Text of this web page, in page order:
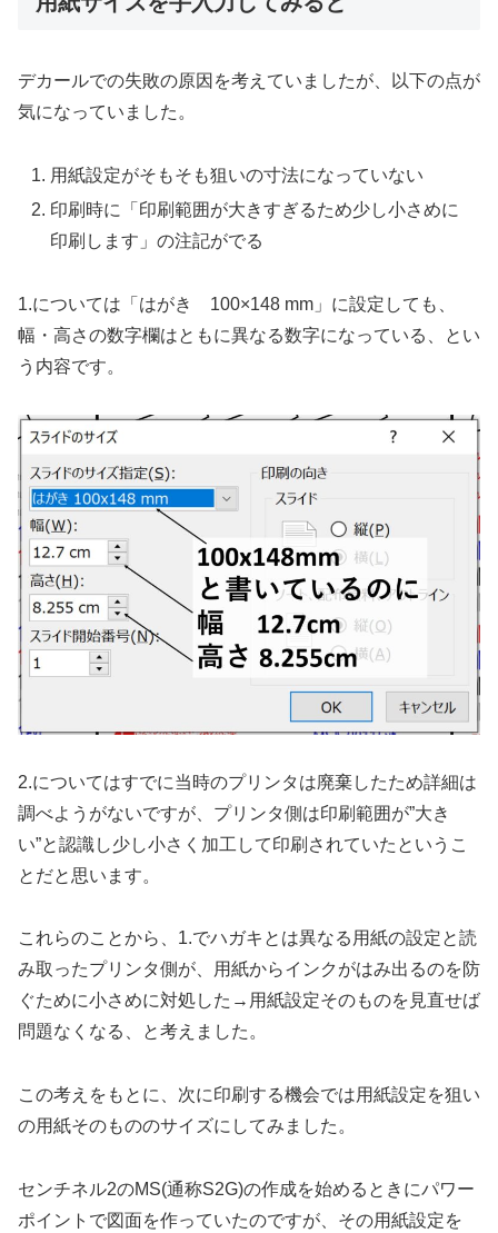
デカールでの失敗の原因を考えていましたが、以下の点が
気になっていました。
用紙設定がそもそも狙いの寸法になっていない
印刷時に「印刷範囲が大きすぎるため少し小さめに
印刷します」の注記がでる
1.については「はがき 100×148 mm」に設定しても、
幅・高さの数字欄はともに異なる数字になっている、とい
う内容です。
2.についてはすでに当時のプリンタは廃棄したため詳細は
調べようがないですが、プリンタ側は印刷範囲が”大き
い”と認識し少し小さく加工して印刷されていたというこ
とだと思います。
これらのことから、1.でハガキとは異なる用紙の設定と読
み取ったプリンタ側が、用紙からインクがはみ出るのを防
ぐために小さめに対処した→用紙設定そのものを見直せば
問題なくなる、と考えました。
この考えをもとに、次に印刷する機会では用紙設定を狙い
の用紙そのもののサイズにしてみました。
センチネル2のMS(通称S2G)の作成を始めるときにパワー
ポイントで図面を作っていたのですが、その用紙設定を